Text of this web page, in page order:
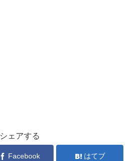
シェアする
Facebook はてブ